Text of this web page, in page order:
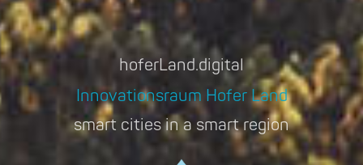
hoferLand.digital
Innovationsraum Hofer Land
smart cities in a smart region